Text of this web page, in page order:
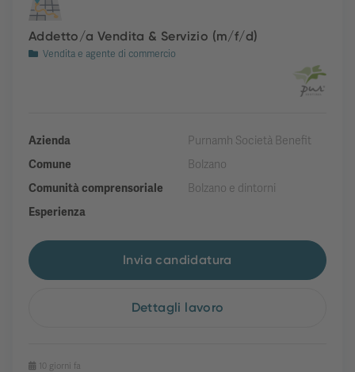
Addetto/a Vendita & Servizio (m/f/d)
Vendita e agente di commercio
Azienda
Purnamh Società Benefit
Comune
Bolzano
Comunità comprensoriale
Bolzano e dintorni
Esperienza
Invia candidatura
Dettagli lavoro
10 giorni fa